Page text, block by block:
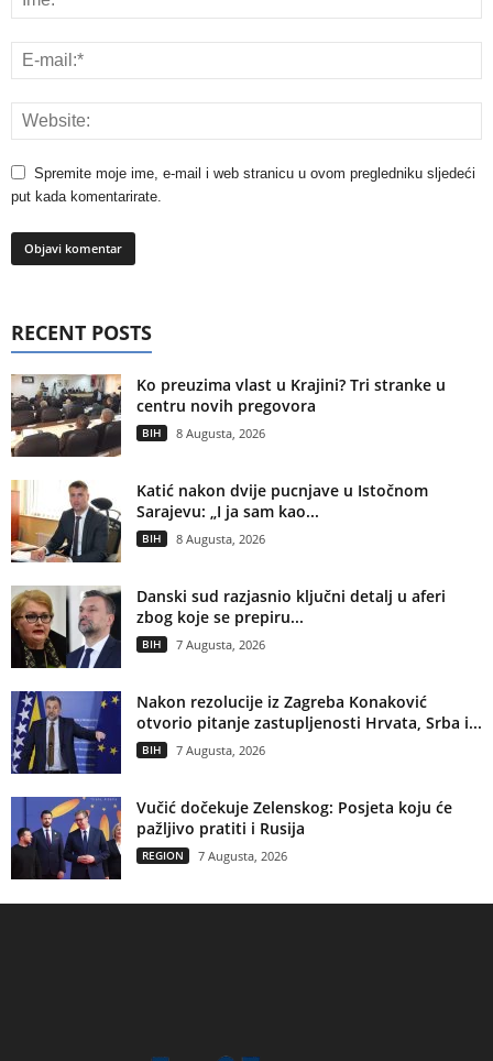
Spremite moje ime, e-mail i web stranicu u ovom pregledniku sljedeći
put kada komentarirate.
RECENT POSTS
Ko preuzima vlast u Krajini? Tri stranke u
centru novih pregovora
BIH 8 Augusta, 2026
Katić nakon dvije pucnjave u Istočnom
Sarajevu: „I ja sam kao...
BIH 8 Augusta, 2026
Danski sud razjasnio ključni detalj u aferi
zbog koje se prepiru...
BIH 7 Augusta, 2026
Nakon rezolucije iz Zagreba Konaković
otvorio pitanje zastupljenosti Hrvata, Srba i...
BIH 7 Augusta, 2026
Vučić dočekuje Zelenskog: Posjeta koju će
pažljivo pratiti i Rusija
REGION 7 Augusta, 2026